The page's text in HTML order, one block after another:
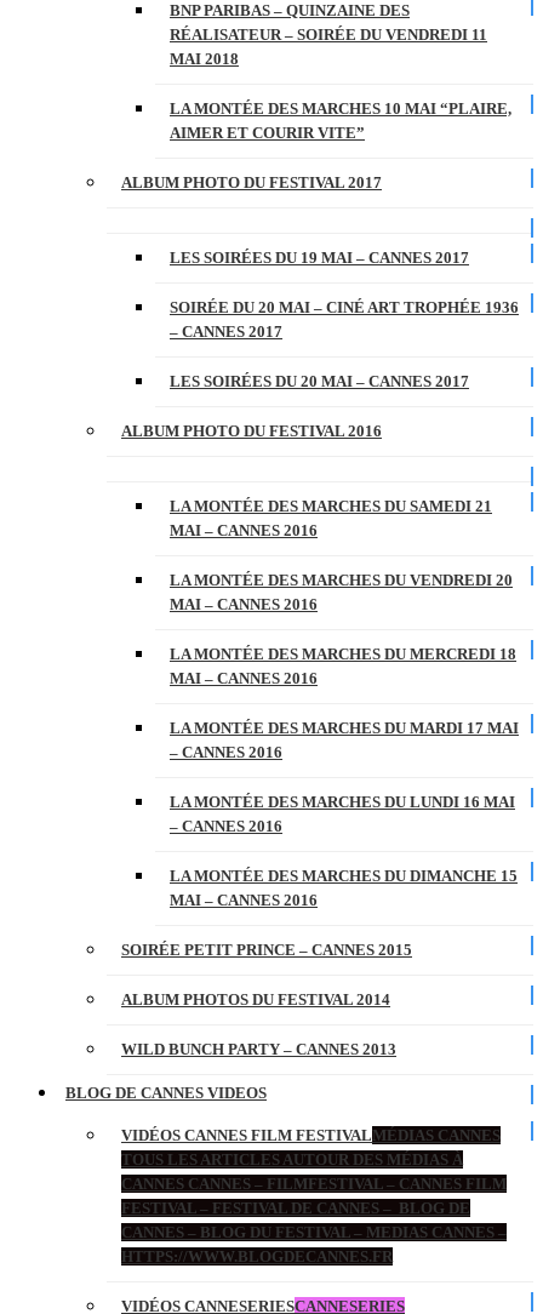
BNP PARIBAS – QUINZAINE DES
RÉALISATEUR – SOIRÉE DU VENDREDI 11
MAI 2018
LA MONTÉE DES MARCHES 10 MAI “PLAIRE,
AIMER ET COURIR VITE”
ALBUM PHOTO DU FESTIVAL 2017
LES SOIRÉES DU 19 MAI – CANNES 2017
SOIRÉE DU 20 MAI – CINÉ ART TROPHÉE 1936
– CANNES 2017
LES SOIRÉES DU 20 MAI – CANNES 2017
ALBUM PHOTO DU FESTIVAL 2016
LA MONTÉE DES MARCHES DU SAMEDI 21
MAI – CANNES 2016
LA MONTÉE DES MARCHES DU VENDREDI 20
MAI – CANNES 2016
LA MONTÉE DES MARCHES DU MERCREDI 18
MAI – CANNES 2016
LA MONTÉE DES MARCHES DU MARDI 17 MAI
– CANNES 2016
LA MONTÉE DES MARCHES DU LUNDI 16 MAI
– CANNES 2016
LA MONTÉE DES MARCHES DU DIMANCHE 15
MAI – CANNES 2016
SOIRÉE PETIT PRINCE – CANNES 2015
ALBUM PHOTOS DU FESTIVAL 2014
WILD BUNCH PARTY – CANNES 2013
BLOG DE CANNES VIDEOS
VIDÉOS CANNES FILM FESTIVALMÉDIAS CANNES
TOUS LES ARTICLES AUTOUR DES MÉDIAS À
CANNES CANNES – FILMFESTIVAL – CANNES FILM
FESTIVAL – FESTIVAL DE CANNES – BLOG DE
CANNES – BLOG DU FESTIVAL – MEDIAS CANNES –
HTTPS://WWW.BLOGDECANNES.FR
VIDÉOS CANNESERIESCANNESERIES